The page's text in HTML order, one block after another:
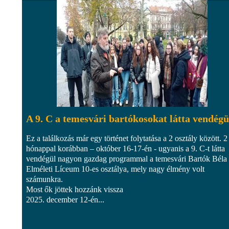
A 9. C a temesvári bartókosokat látta
Ez a találkozás már egy történet folytatása a 2 osztály között. 2
hónappal korábban – október 16-17-én - ugyanis a 9. C-t látta
vendégül nagyon gazdag programmal a temesvári Bartók Béla
Elméleti Líceum 10-es osztálya, mely nagy élmény volt
számunkra.
Most ők jöttek hozzánk vissza
2025. december 12-én...